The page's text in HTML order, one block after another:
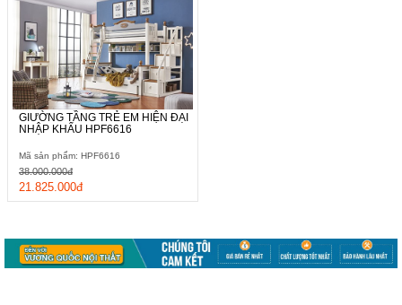
GIƯỜNG TẦNG TRẺ EM HIỆN ĐẠI
NHẬP KHẨU HPF6616
Mã sản phẩm: HPF6616
21.825.000đ
38.000.000đ